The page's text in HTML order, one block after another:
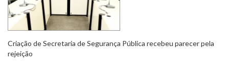
Criação de Secretaria de Segurança Pública recebeu parecer pela
rejeição